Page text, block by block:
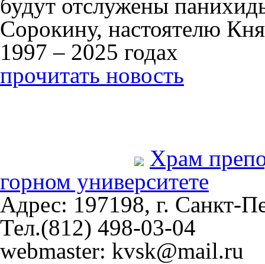
будут отслужены
Сорокину, настоятелю
1997 – 2025 годах
прочитать новость
Храм
горном университете
Адрес: 197198, г. Санкт-
Тел.(812) 498-03-04
webmaster: kvsk@mail.ru